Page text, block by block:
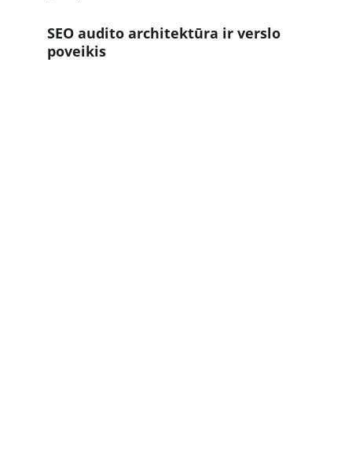
SEO audito architektūra ir verslo
poveikis